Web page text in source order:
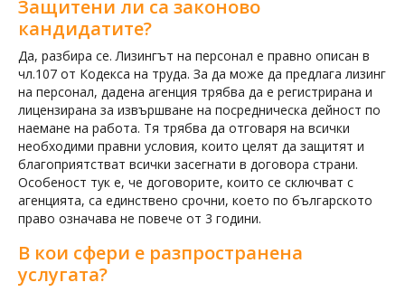
Защитени ли са законово
кандидатите?
Да, разбира се. Лизингът на персонал е правно описан в
чл.107 от Кодекса на труда. За да може да предлага лизинг
на персонал, дадена агенция трябва да е регистрирана и
лицензирана за извършване на посредническа дейност по
наемане на работа. Тя трябва да отговаря на всички
необходими правни условия, които целят да защитят и
благоприятстват всички засегнати в договора страни.
Особеност тук е, че договорите, които се сключват с
агенцията, са единствено срочни, което по българското
право означава не повече от 3 години.
В кои сфери е разпространена
услугата?